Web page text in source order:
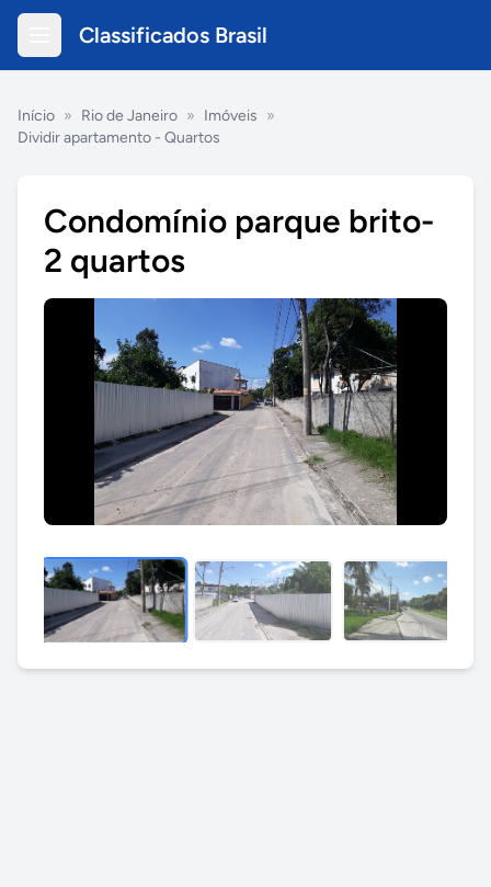
Classificados Brasil
Início » Rio de Janeiro » Imóveis »
Dividir apartamento - Quartos
Condomínio parque brito-
2 quartos